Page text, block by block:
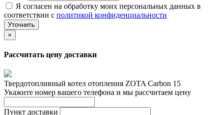
Я согласен на обработку моих персональных данных в
соответствии с политикой конфиденциальности
Уточнить
×
Рассчитать цену доставки
Твердотопливный котел отопления ZOTA Сarbon 15
Укажите номер вашего телефона и мы рассчитаем цену
Пункт доставки